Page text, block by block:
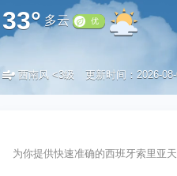
33° 多云
西南风 <3级 更新时间：2026-
为你提供快速准确的西班牙索里亚